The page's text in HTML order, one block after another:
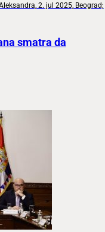
2. jul 2025, Beograd;
smatra da